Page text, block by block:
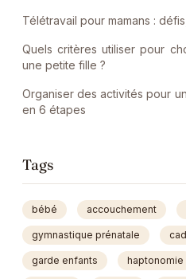
Télétravail pour mamans :
Quels critères utiliser pour
une petite fille ?
Organiser des activités pour
en 6 étapes
Tags
bébé accouchement
gymnastique prénatale
garde enfants haptonomie